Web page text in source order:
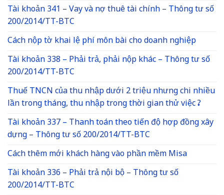
Tài khoản 341 – Vay và nợ thuê tài chính – Thông tư số
200/2014/TT-BTC
Cách nộp tờ khai lệ phí môn bài cho doanh nghiệp
Tài khoản 338 – Phải trả, phải nộp khác – Thông tư số
200/2014/TT-BTC
Thuế TNCN của thu nhập dưới 2 triệu nhưng chi nhiều
lần trong tháng, thu nhập trong thời gian thử việc ?
Tài khoản 337 – Thanh toán theo tiến độ hợp đồng xây
dựng – Thông tư số 200/2014/TT-BTC
Cách thêm mới khách hàng vào phần mềm Misa
Tài khoản 336 – Phải trả nội bộ – Thông tư số
200/2014/TT-BTC